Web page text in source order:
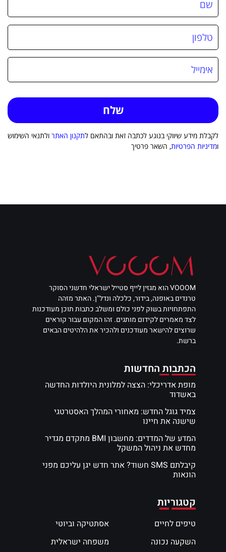
לקבלת מידע שיווקי בנוגע לכתבה זאת ובהתאם לתקנון האתר ולתנאי השימוש
ומדיניות הפרטיות, השאר פרטיך
VOOOM הוא מגזין לייף סטייל ישראלי חדשני הסוקר
טרנדים באופנה, בידור, כלכלה ונדל"ן. האתר מזהה
התפתחויות בשוק לפני כולם ומשלב כתבות תוכן מעודכנות
לצד מאמרים לקידום מותגים. זהו המקום עבור קוראים
שרוצים להישאר מעודכנים ולהכיר את הלהיטים הבאים
ברשת.
הכתבות החדשות
מופת אדריכלי: הצצה למלונית היולדות החדשה
באשדוד
צמיד גוגל החדש: מאחורי המהלך האסטרטגי
שישנה את חיינו
המדע של המדדים: מחשבון BMI מתקדם מגדיר
מחדש את ניהול המשקל
קיבלתם SMS חשוד? אתר חדש יגן עליכם מפני
הונאות
קטגוריות
טיפים לחיים
השקעה נכונה
אסתטיקה וביוטי
משפחה ישראלית